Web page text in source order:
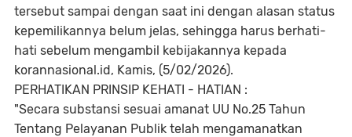
tersebut sampai dengan saat ini dengan alasan status
kepemilikannya belum jelas, sehingga harus berhati-
hati sebelum mengambil kebijakannya kepada
korannasional.id, Kamis, (5/02/2026).
PERHATIKAN PRINSIP KEHATI - HATIAN :
"Secara substansi sesuai amanat UU No.25 Tahun
Tentang Pelayanan Publik telah mengamanatkan